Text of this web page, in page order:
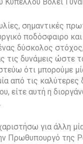
σημαντικές
ποδόσφαιρο
δύσκολος
τις δυνάμεις ώστε
ότι μπορούμε
από τις
είτε αυτή η
για άλλη
Πρωθυπουργό της